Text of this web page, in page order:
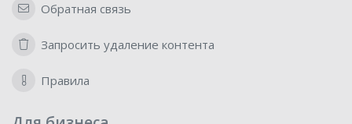
Обратная связь
Запросить удаление контента
Правила